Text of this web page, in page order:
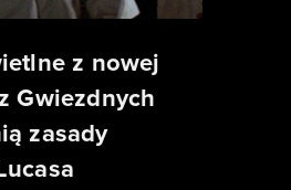
z nowej
Gwiezdnych
zasady